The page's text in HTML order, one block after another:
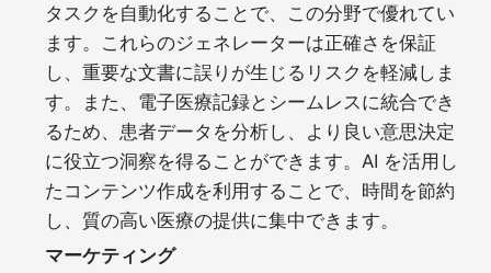
タスクを自動化することで、この分野で優れてい
ます。これらのジェネレーターは正確さを保証
し、重要な文書に誤りが生じるリスクを軽減しま
す。また、電子医療記録とシームレスに統合でき
るため、患者データを分析し、より良い意思決定
に役立つ洞察を得ることができます。AI を活用し
たコンテンツ作成を利用することで、時間を節約
し、質の高い医療の提供に集中できます。
マーケティング